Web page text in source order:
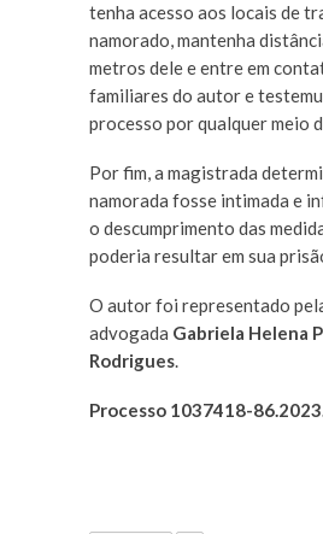
tenha acesso aos locais de
namorado, mantenha
metros dele e entre em
familiares do autor e
processo por qualquer meio
Por fim, a magistrada
namorada fosse intimada e
o descumprimento das
poderia resultar em sua
O autor foi representado
advogada Gabriela Helena
Rodrigues.
Processo 1037418-